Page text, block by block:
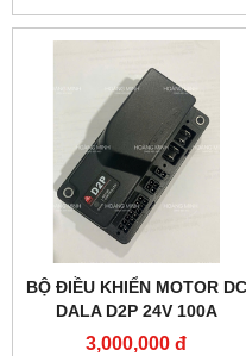
BỘ ĐIỀU KHIỂN MOTOR DC
DALA D2P 24V 100A
3,000,000 đ